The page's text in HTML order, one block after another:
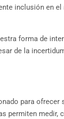
inclusión en el
forma de
de la
para
permiten medir,